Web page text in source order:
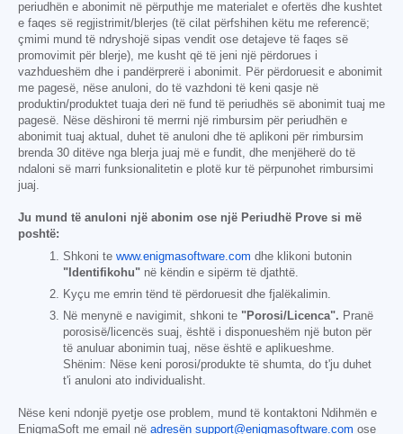
periudhën e abonimit në përputhje me materialet e ofertës dhe kushtet
e faqes së regjistrimit/blerjes (të cilat përfshihen këtu me referencë;
çmimi mund të ndryshojë sipas vendit ose detajeve të faqes së
promovimit për blerje), me kusht që të jeni një përdorues i
vazhdueshëm dhe i pandërprerë i abonimit. Për përdoruesit e abonimit
me pagesë, nëse anuloni, do të vazhdoni të keni qasje në
produktin/produktet tuaja deri në fund të periudhës së abonimit tuaj me
pagesë. Nëse dëshironi të merrni një rimbursim për periudhën e
abonimit tuaj aktual, duhet të anuloni dhe të aplikoni për rimbursim
brenda 30 ditëve nga blerja juaj më e fundit, dhe menjëherë do të
ndaloni së marri funksionalitetin e plotë kur të përpunohet rimbursimi
juaj.
Ju mund të anuloni një abonim ose një Periudhë Prove si më
poshtë:
Shkoni te www.enigmasoftware.com dhe klikoni butonin
"Identifikohu" në këndin e sipërm të djathtë.
Kyçu me emrin tënd të përdoruesit dhe fjalëkalimin.
Në menynë e navigimit, shkoni te "Porosi/Licenca". Pranë
porosisë/licencës suaj, është i disponueshëm një buton për
të anuluar abonimin tuaj, nëse është e aplikueshme.
Shënim: Nëse keni porosi/produkte të shumta, do t'ju duhet
t'i anuloni ato individualisht.
Nëse keni ndonjë pyetje ose problem, mund të kontaktoni Ndihmën e
EnigmaSoft me email në adresën support@enigmasoftware.com ose